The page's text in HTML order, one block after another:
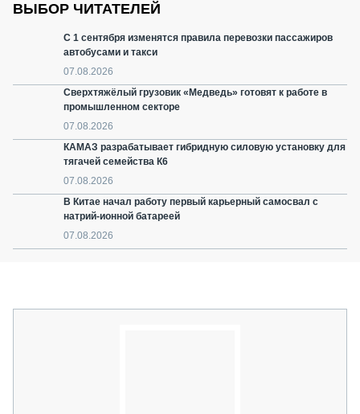
ВЫБОР ЧИТАТЕЛЕЙ
С 1 сентября изменятся правила перевозки пассажиров
автобусами и такси
07.08.2026
Сверхтяжёлый грузовик «Медведь» готовят к работе в
промышленном секторе
07.08.2026
КАМАЗ разрабатывает гибридную силовую установку для
тягачей семейства К6
07.08.2026
В Китае начал работу первый карьерный самосвал с
натрий-ионной батареей
07.08.2026